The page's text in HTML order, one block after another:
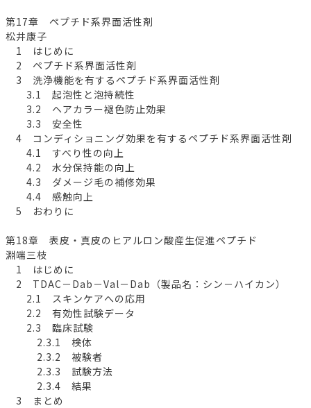
第17章 ペプチド系界面活性剤
松井康子
1 はじめに
2 ペプチド系界面活性剤
3 洗浄機能を有するペプチド系界面活性剤
3.1 起泡性と泡持続性
3.2 ヘアカラー褪色防止効果
3.3 安全性
4 コンディショニング効果を有するペプチド系界面活性剤
4.1 すべり性の向上
4.2 水分保持能の向上
4.3 ダメージ毛の補修効果
4.4 感触向上
5 おわりに
第18章 表皮・真皮のヒアルロン酸産生促進ペプチド
淵端三枝
1 はじめに
2 TDAC－Dab－Val－Dab（製品名：シン－ハイカン）
2.1 スキンケアへの応用
2.2 有効性試験データ
2.3 臨床試験
2.3.1 検体
2.3.2 被験者
2.3.3 試験方法
2.3.4 結果
3 まとめ